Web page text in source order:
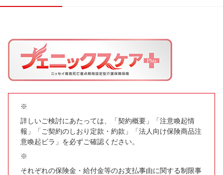
※
詳しいご検討にあたっては、「契約概要」「注意喚起情
報」「ご契約のしおり定款・約款」「法人向け保険商品注
意喚起ビラ」を必ずご確認ください。
※
それぞれの保険金・給付金等のお支払事由に関する制限事